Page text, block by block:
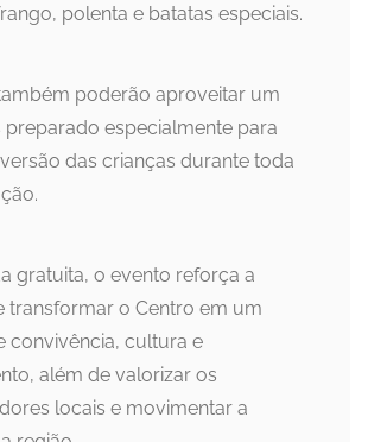
polenta e batatas especiais.
poderão aproveitar um
preparado especialmente para
das crianças durante toda
gratuita, o evento reforça a
transformar o Centro em um
convivência, cultura e
além de valorizar os
locais e movimentar a